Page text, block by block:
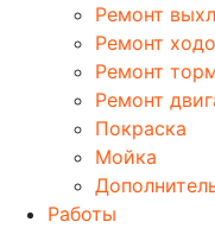
Ремонт
Ремонт
Ремонт
Ремонт
Покраска
Мойка
Работы